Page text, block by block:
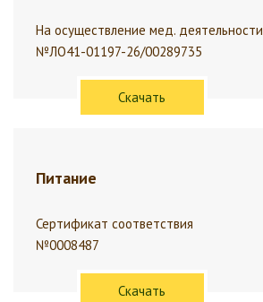
На осуществление мед. деятельности
№ЛО41-01197-26/00289735
Скачать
Питание
Сертификат соответствия
№0008487
Скачать